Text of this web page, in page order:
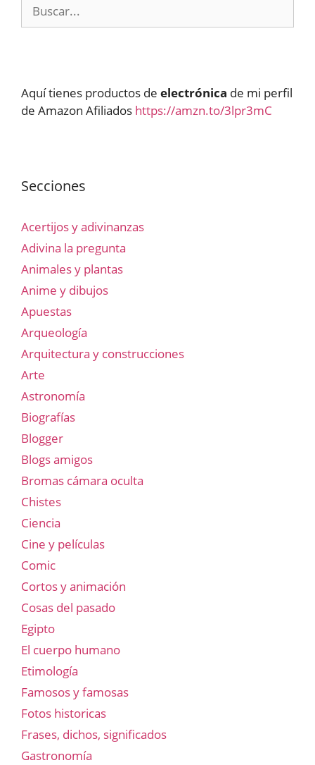
Aquí tienes productos de electrónica de mi perfil
de Amazon Afiliados https://amzn.to/3lpr3mC
Secciones
Acertijos y adivinanzas
Adivina la pregunta
Animales y plantas
Anime y dibujos
Apuestas
Arqueología
Arquitectura y construcciones
Arte
Astronomía
Biografías
Blogger
Blogs amigos
Bromas cámara oculta
Chistes
Ciencia
Cine y películas
Comic
Cortos y animación
Cosas del pasado
Egipto
El cuerpo humano
Etimología
Famosos y famosas
Fotos historicas
Frases, dichos, significados
Gastronomía